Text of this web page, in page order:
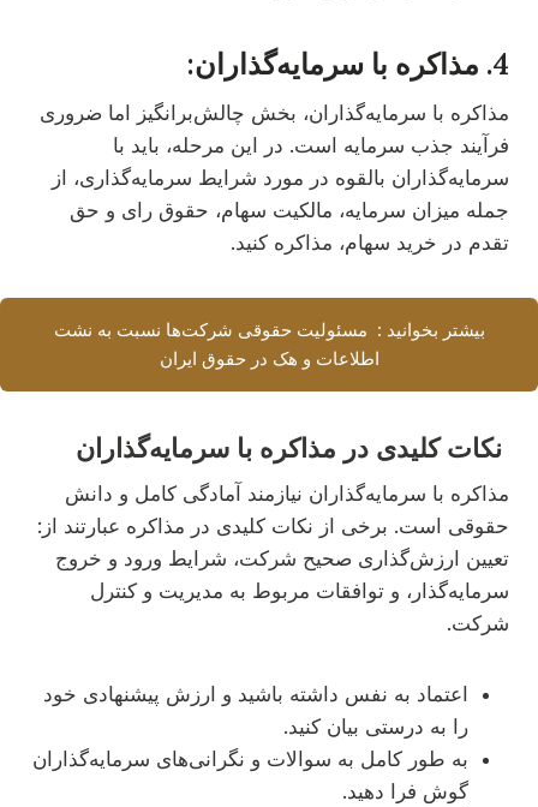
4. مذاکره با سرمایه‌گذاران:
مذاکره با سرمایه‌گذاران، بخش چالش‌برانگیز اما ضروری
فرآیند جذب سرمایه است. در این مرحله، باید با
سرمایه‌گذاران بالقوه در مورد شرایط سرمایه‌گذاری، از
جمله میزان سرمایه، مالکیت سهام، حقوق رای و حق
تقدم در خرید سهام، مذاکره کنید.
بیشتر بخوانید : مسئولیت حقوقی شرکت‌ها نسبت به نشت
اطلاعات و هک در حقوق ایران
نکات کلیدی در مذاکره با سرمایه‌گذاران
مذاکره با سرمایه‌گذاران نیازمند آمادگی کامل و دانش
حقوقی است. برخی از نکات کلیدی در مذاکره عبارتند از:
تعیین ارزش‌گذاری صحیح شرکت، شرایط ورود و خروج
سرمایه‌گذار، و توافقات مربوط به مدیریت و کنترل
شرکت.
اعتماد به نفس داشته باشید و ارزش پیشنهادی خود
را به درستی بیان کنید.
به طور کامل به سوالات و نگرانی‌های سرمایه‌گذاران
گوش فرا دهید.